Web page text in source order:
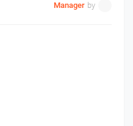
by
Manager